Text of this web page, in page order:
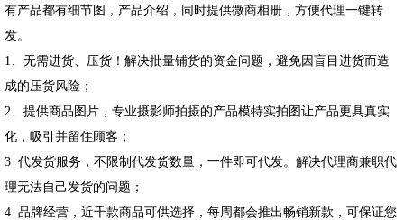
有产品都有细节图，产品介绍，同时提供微商相册，方便代理一键转
发。
1、无需进货、压货！解决批量铺货的资金问题，避免因盲目进货而造
成的压货风险；
2、提供商品图片，专业摄影师拍摄的产品模特实拍图让产品更具真实
化，吸引并留住顾客；
3 代发货服务，不限制代发货数量，一件即可代发。解决代理商兼职代
理无法自己发货的问题；
4 品牌经营，近千款商品可供选择，每周都会推出畅销新款，可保证您